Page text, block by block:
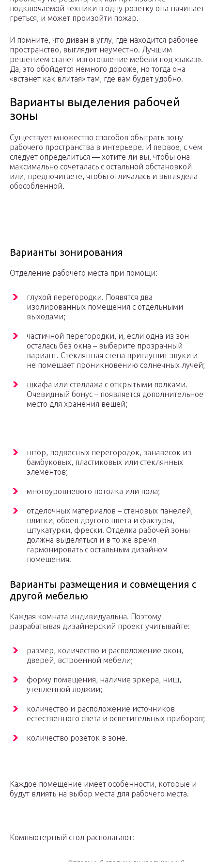
подключаемой техники в одну розетку она начинает
греться, и может произойти пожар.
И помните, что диван в углу, где находится рабочее
пространство, выглядит неуместно. Лучшим
решением станет изготовление мебели под «заказ».
Да, это обойдется немного дороже, но тогда она
«встанет как влитая» там, где вам будет удобно.
Варианты выделения рабочей
зоны
Существует множество способов обыграть зону
рабочего пространства в интерьере. И первое, с чем
следует определиться — хотите ли вы, чтобы она
максимально сочеталась с остальной обстановкой
или, предпочитаете, чтобы отличалась и выглядела
обособленной.
Варианты зонирования
Отделение рабочего места при помощи:
глухой перегородки. Появятся два
изолированных помещения с отдельными
выходами;
частичной перегородки, и, если одна из зон
осталась без окна – выберите прозрачный
вариант. Стеклянная стена приглушит звуки и
не помешает проникновению солнечных лучей;
шкафа или стеллажа с открытыми полками.
Очевидный бонус – появляется дополнительное
место для хранения вещей;
штор, подвесных перегородок, занавесок из
бамбуковых, пластиковых или стеклянных
элементов;
многоуровневого потолка или пола;
отделочных материалов – стеновых панелей,
плитки, обоев другого цвета и фактуры,
штукатурки, фрески. Отделка рабочей зоны
должна выделяться и в то же время
гармонировать с остальным дизайном
помещения.
Варианты размещения и совмещения с
другой мебелью
Каждая комната индивидуальна. Поэтому
разрабатывая дизайнерский проект учитывайте:
размер, количество и расположение окон,
дверей, встроенной мебели;
форму помещения, наличие эркера, ниш,
утепленной лоджии;
количество и расположение источников
естественного света и осветительных приборов;
количество розеток в зоне.
Каждое помещение имеет особенности, которые и
будут влиять на выбор места для рабочего места.
Компьютерный стол располагают: